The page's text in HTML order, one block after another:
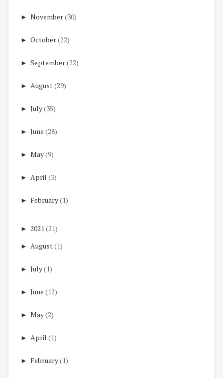
► November(30)
► October(22)
► September(22)
► August(29)
► July(35)
► June (28)
► May(9)
► April (3)
► February(1)
► 2021 (21)
► August(1)
► July(1)
► June (12)
► May(2)
► April (1)
► February(1)